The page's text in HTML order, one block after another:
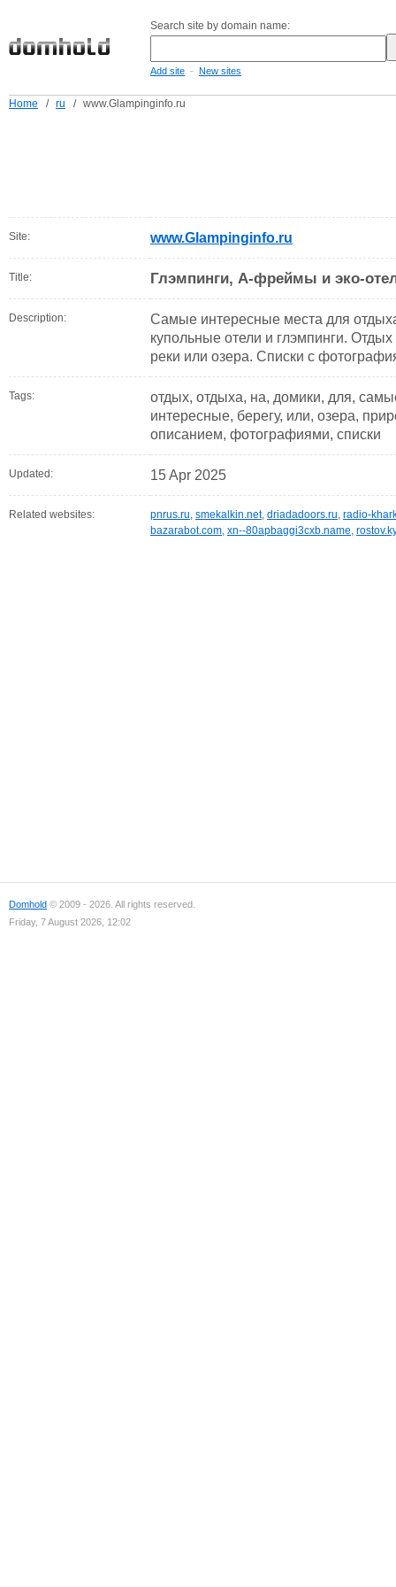
Search site by domain name:
Add site - New sites
Home / ru / www.Glampinginfo.ru
Site: www.Glampinginfo.ru
Title: Глэмпинги, А-фреймы и эко-
Description:
Самые интересные места для
купольные отели и глэмпинги. Отдых
реки или озера. Списки с
Tags:
отдых, отдыха, на, домики, для,
интересные, берегу, или, озера,
описанием, фотографиями, списки
Updated: 15 Apr 2025
Related websites: pnrus.ru, smekalkin.net, driadadoors.ru, radio-
bazarabot.com, xn--80apbaggi3cxb.name,
Domhold © 2009 - 2026. All rights reserved.
Friday, 7 August 2026, 12:02